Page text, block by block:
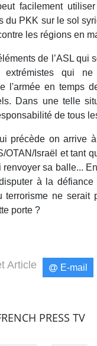
facilement
du PKK sur le sol
les régions en
de l’ASL qui
extrémistes qui
l'armée en temps
Dans une telle
de tous
précède on arrive
OTAN/Israël et tant
renvoyer sa balle...
à la défiance
terrorisme ne serait
porte ?
Article E-mail
PRESS TV